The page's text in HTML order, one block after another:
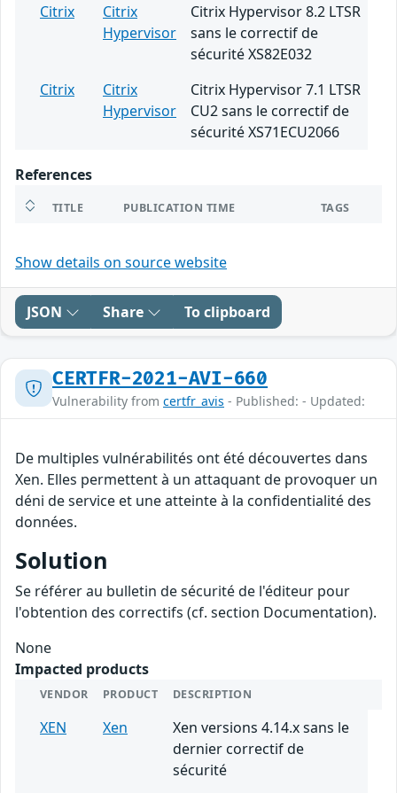
Citrix
Citrix
Hypervisor
Citrix Hypervisor 8.2 LTSR
sans le correctif de
sécurité XS82E032
Citrix
Citrix
Hypervisor
Citrix Hypervisor 7.1 LTSR
CU2 sans le correctif de
sécurité XS71ECU2066
References
TITLE PUBLICATION TIME TAGS
Show details on source website
JSON Share To clipboard
CERTFR-2021-AVI-660
Vulnerability from certfr_avis - Published: - Updated:
De multiples vulnérabilités ont été découvertes dans
Xen. Elles permettent à un attaquant de provoquer un
déni de service et une atteinte à la confidentialité des
données.
Solution
Se référer au bulletin de sécurité de l'éditeur pour
l'obtention des correctifs (cf. section Documentation).
None
Impacted products
VENDOR PRODUCT DESCRIPTION
XEN Xen
Xen versions 4.14.x sans le
dernier correctif de
sécurité